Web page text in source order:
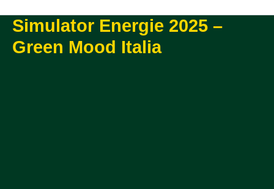
Simulator Energie 2025 –
Green Mood Italia